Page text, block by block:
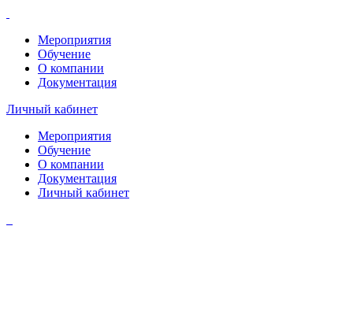
Мероприятия
Обучение
О компании
Документация
Личный кабинет
Мероприятия
Обучение
О компании
Документация
Личный кабинет